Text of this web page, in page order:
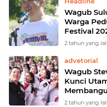
Wagub
Warga
Festival
2 tahun yang
advetorial
Wagub
Kunci
2 tahun yang